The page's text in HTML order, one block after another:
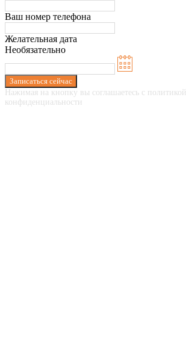
Ваш номер телефона
Желательная дата
Необязательно
Записаться сейчас
Нажимая на кнопку вы соглашаетесь с политикой
конфиденциальности